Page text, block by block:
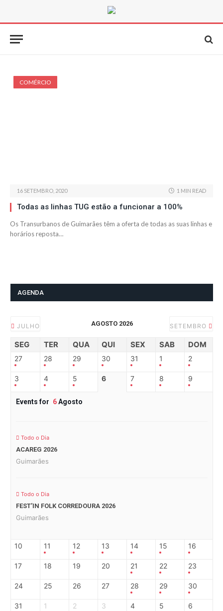
COMÉRCIO
16 SETEMBRO, 2020 1 MIN READ
Todas as linhas TUG estão a funcionar a 100%
Os Transurbanos de Guimarães têm a oferta de todas as suas linhas e
horários reposta…
AGENDA
JULHO AGOSTO 2026 SETEMBRO
SEG TER QUA QUI SEX SAB DOM
27 28 29 30 31 1 2
3 4 5 6 7 8 9
Events for 6Agosto
Todo o Dia
ACAREG 2026
Guimarães
Todo o Dia
FEST’IN FOLK CORREDOURA 2026
Guimarães
10 11 12 13 14 15 16
17 18 19 20 21 22 23
24 25 26 27 28 29 30
31 1 2 3 4 5 6